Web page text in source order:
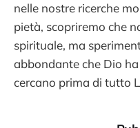
nelle nostre ricerche
pietà, scopriremo che
spirituale, ma
abbondante che Dio
cercano prima di tutto